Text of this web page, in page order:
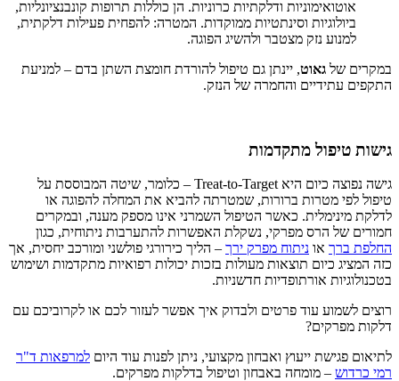
אוטואימוניות ודלקתיות כרוניות. הן כוללות תרופות קונבנציונליות,
ביולוגיות וסינתטיות ממוקדות. המטרה: להפחית פעילות דלקתית,
למנוע נזק מצטבר ולהשיג הפוגה.
במקרים של גאוט, יינתן גם טיפול להורדת חומצת השתן בדם – למניעת
התקפים עתידיים והחמרה של הנזק.
גישות טיפול מתקדמות
גישה נפוצה כיום היא Treat-to-Target – כלומר, שיטה המבוססת על
טיפול לפי מטרות ברורות, שמטרתה להביא את המחלה להפוגה או
לדלקת מינימלית. כאשר הטיפול השמרני אינו מספק מענה, ובמקרים
חמורים של הרס מפרקי, נשקלת האפשרות להתערבות ניתוחית, כגון
החלפת ברך או ניתוח מפרק ירך – הליך כירורגי פולשני ומורכב יחסית, אך
כזה המציג כיום תוצאות מעולות בזכות יכולות רפואיות מתקדמות ושימוש
בטכנולוגיות אורתופדיות חדשניות.
רוצים לשמוע עוד פרטים ולבדוק איך אפשר לעזור לכם או לקרוביכם עם
דלקות מפרקים?
לתיאום פגישת ייעוץ ואבחון מקצועי, ניתן לפנות עוד היום למרפאות ד"ר
רמי כרדוש – מומחה באבחון וטיפול בדלקות מפרקים.